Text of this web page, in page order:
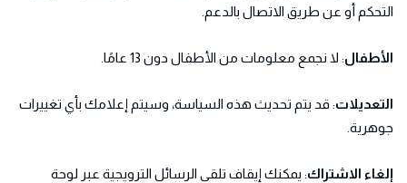
التحكم أو عن طريق الاتصال بالدعم.
الأطفال: لا نجمع معلومات من الأطفال دون 13 عامًا.
التعديلات: قد يتم تحديث هذه السياسة، وسيتم إعلامك بأي تغييرات
جوهرية.
إلغاء الاشتراك: يمكنك إيقاف تلقي الرسائل الترويجية عبر لوحة